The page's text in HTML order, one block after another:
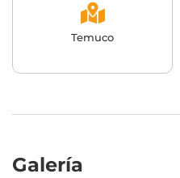
Temuco
Galería